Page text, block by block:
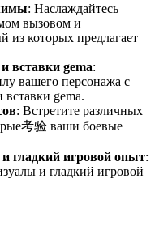
: Наслаждайтесь
вызовом и
которых предлагает
вставки gema:
вашего персонажа с
gema.
: Встретите различных
考验 ваши боевые
гладкий игровой опыт:
и гладкий игровой